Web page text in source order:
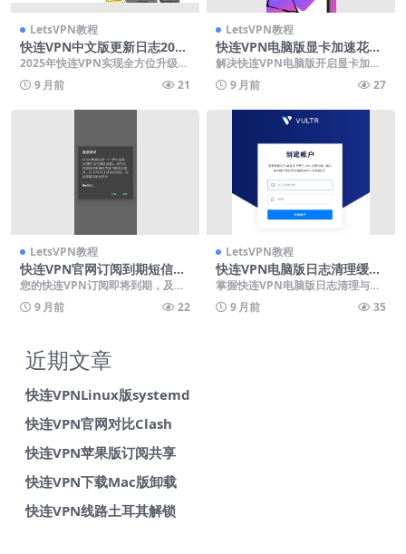
LetsVPN教程
快连VPN中文版更新日志2025
全年版
2025年快连VPN实现全方位升级，
通过全新智能线路选择与AI加速模
式显著提升连...
9 月前 21
LetsVPN教程
快连VPN电脑版显卡加速花屏
解决
解决快连VPN电脑版开启显卡加速
后花屏问题，通常由显卡驱动冲突
或硬件兼容性导致。...
9 月前 27
LetsVPN教程
快连VPN官网订阅到期短信提
醒
您的快连VPN订阅即将到期，及时
续费可确保服务不间断，继续享受
高速稳定的网络连接...
9 月前 22
LetsVPN教程
快连VPN电脑版日志清理缓存
瘦身
掌握快连VPN电脑版日志清理与缓
存瘦身的完整技巧，有效释放磁盘
空间并提升网络性能...
9 月前 35
近期文章
快连VPNLinux版systemd
快连VPN官网对比Clash
快连VPN苹果版订阅共享
快连VPN下载Mac版卸载
快连VPN线路土耳其解锁